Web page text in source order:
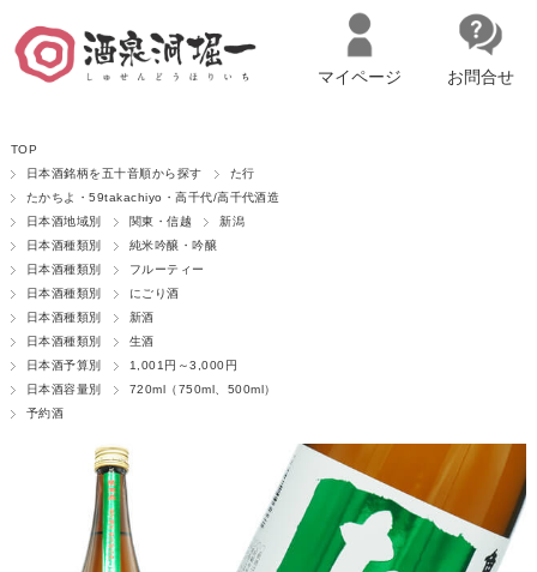
マイページ お問合せ
TOP
日本酒銘柄を五十音順から探す
た行
たかちよ・59takachiyo・高千代/高千代酒造
日本酒地域別
関東・信越
新潟
日本酒種類別
純米吟醸・吟醸
日本酒種類別
フルーティー
日本酒種類別
にごり酒
日本酒種類別
新酒
日本酒種類別
生酒
日本酒予算別
1,001円～3,000円
日本酒容量別
720ml（750ml、500ml）
予約酒